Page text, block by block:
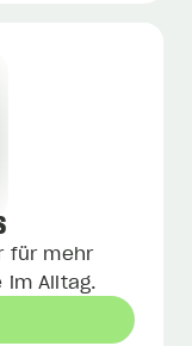
für mehr
im Alltag.